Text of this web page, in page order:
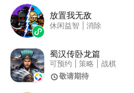
放置我无敌
休闲益智 消除
蜀汉传卧龙篇
可预约 策略
战棋
| 三国
敬请期待